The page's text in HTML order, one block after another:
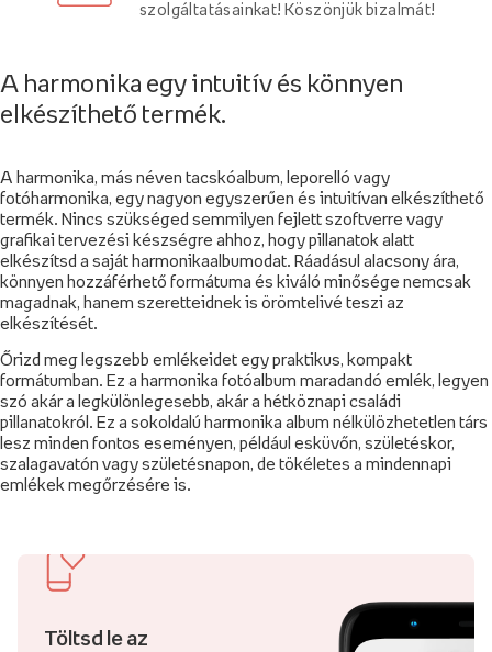
szolgáltatásainkat! Köszönjük bizalmát!
A harmonika egy intuitív és könnyen
elkészíthető termék.
A harmonika, más néven tacskóalbum, leporelló vagy
fotóharmonika, egy nagyon egyszerűen és intuitívan elkészíthető
termék. Nincs szükséged semmilyen fejlett szoftverre vagy
grafikai tervezési készségre ahhoz, hogy pillanatok alatt
elkészítsd a saját harmonikaalbumodat. Ráadásul alacsony ára,
könnyen hozzáférhető formátuma és kiváló minősége nemcsak
magadnak, hanem szeretteidnek is örömtelivé teszi az
elkészítését.
Őrizd meg legszebb emlékeidet egy praktikus, kompakt
formátumban. Ez a harmonika fotóalbum maradandó emlék, legyen
szó akár a legkülönlegesebb, akár a hétköznapi családi
pillanatokról. Ez a sokoldalú harmonika album nélkülözhetetlen társ
lesz minden fontos eseményen, például esküvőn, születéskor,
szalagavatón vagy születésnapon, de tökéletes a mindennapi
emlékek megőrzésére is.
Töltsd le az